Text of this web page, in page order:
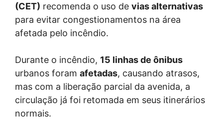
(CET) recomenda o uso de vias alternativas
para evitar congestionamentos na área
afetada pelo incêndio.
Durante o incêndio, 15 linhas de ônibus
urbanos foram afetadas, causando atrasos,
mas com a liberação parcial da avenida, a
circulação já foi retomada em seus itinerários
normais.